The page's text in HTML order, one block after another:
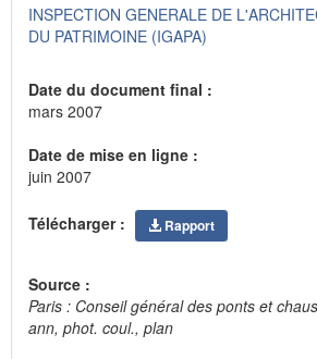
INSPECTION GENERALE DE
DU PATRIMOINE (IGAPA)
Date du document final :
mars 2007
Date de mise en ligne :
juin 2007
Télécharger : Rapport
Source :
Paris : Conseil général des ponts et
ann, phot. coul., plan